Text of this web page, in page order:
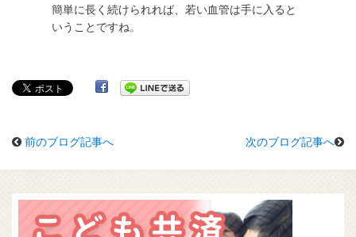
簡単に長く続けられれば、若い血管は手に入ると
いうことですね。
前のブログ記事へ 次のブログ記事へ